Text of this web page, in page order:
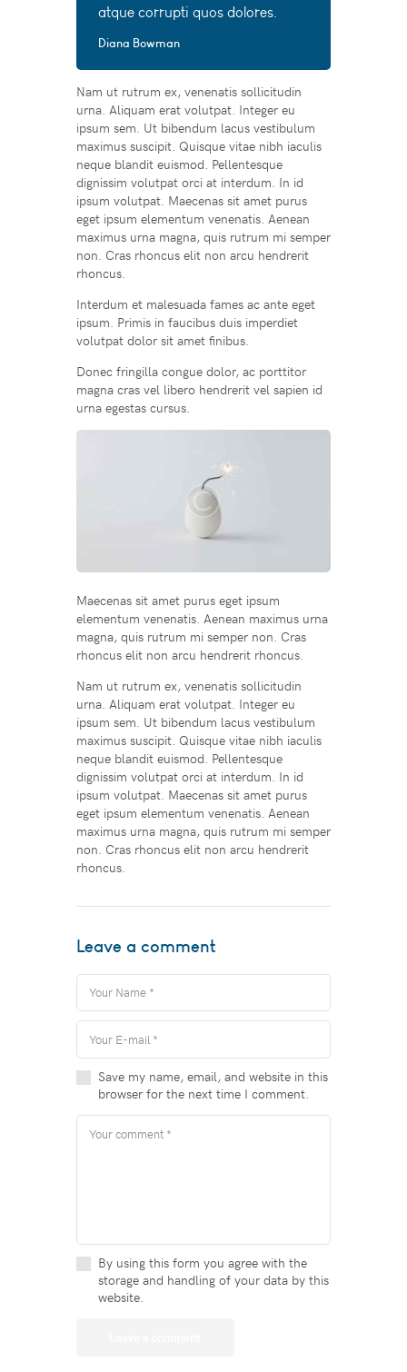
atque corrupti quos dolores.
Diana Bowman
Nam ut rutrum ex, venenatis sollicitudin
urna. Aliquam erat volutpat. Integer eu
ipsum sem. Ut bibendum lacus vestibulum
maximus suscipit. Quisque vitae nibh iaculis
neque blandit euismod. Pellentesque
dignissim volutpat orci at interdum. In id
ipsum volutpat. Maecenas sit amet purus
eget ipsum elementum venenatis. Aenean
maximus urna magna, quis rutrum mi semper
non. Cras rhoncus elit non arcu hendrerit
rhoncus.
Interdum et malesuada fames ac ante eget
ipsum. Primis in faucibus duis imperdiet
volutpat dolor sit amet finibus.
Donec fringilla congue dolor, ac porttitor
magna cras vel libero hendrerit vel sapien id
urna egestas cursus.
Maecenas sit amet purus eget ipsum
elementum venenatis. Aenean maximus urna
magna, quis rutrum mi semper non. Cras
rhoncus elit non arcu hendrerit rhoncus.
Nam ut rutrum ex, venenatis sollicitudin
urna. Aliquam erat volutpat. Integer eu
ipsum sem. Ut bibendum lacus vestibulum
maximus suscipit. Quisque vitae nibh iaculis
neque blandit euismod. Pellentesque
dignissim volutpat orci at interdum. In id
ipsum volutpat. Maecenas sit amet purus
eget ipsum elementum venenatis. Aenean
maximus urna magna, quis rutrum mi semper
non. Cras rhoncus elit non arcu hendrerit
rhoncus.
Leave a comment
Save my name, email, and website in this
browser for the next time I comment.
By using this form you agree with the
storage and handling of your data by this
website.